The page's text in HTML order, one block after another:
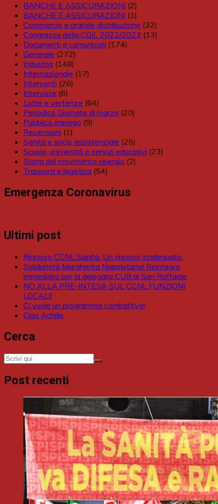
BANCHE E ASSICURAZIONI (2)
BANCHE E ASSICURAZIONI (1)
Commercio e grande distribuzione (32)
Congresso della CGIL 2022/2023 (13)
Documenti e comunicati (174)
Generale (272)
Industria (148)
Internazionale (17)
Interventi (26)
Interviste (6)
Lotte e vertenze (64)
Periodico Giornate di marzo (20)
Pubblico impiego (9)
Recensioni (1)
Sanità e socio assistenziale (25)
Scuola, università e servizi educativi (23)
Storia del movimento operaio (2)
Trasporti e logistica (54)
Emergenza Coronavirus
Ultimi post
Rinnovo CCNL Sanità. Un rinnovo inadeguato.
Solidarietà Margherita Napoletano! Reintegro
immediato per la delegata CUB al San Raffaele
NO ALLA PRE-INTESA SUL CCNL FUNZIONI
LOCALI!
Ci vuole un programma combattivo!
Ciao Achille
Cerca
Post recenti